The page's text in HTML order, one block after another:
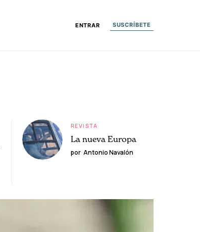
ENTRAR SUSCRÍBETE
REVISTA
La nueva Europa
por Antonio Navalón